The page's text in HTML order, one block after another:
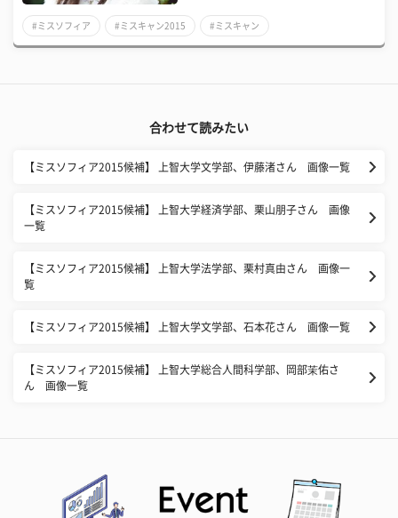
#ミスソフィア #ミスキャン2015 #ミスキャン
合わせて読みたい
【ミスソフィア2015候補】 上智大学文学部、伊藤渚さん 画像一覧
【ミスソフィア2015候補】 上智大学経済学部、栗山朋子さん 画像
一覧
【ミスソフィア2015候補】 上智大学法学部、栗村真由さん 画像一
覧
【ミスソフィア2015候補】 上智大学文学部、石本花さん 画像一覧
【ミスソフィア2015候補】 上智大学総合人間科学部、岡部茉佑さ
ん 画像一覧